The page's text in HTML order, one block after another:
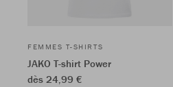
FEMMES T-SHIRTS
JAKO T-shirt Power
dès 24,99 €